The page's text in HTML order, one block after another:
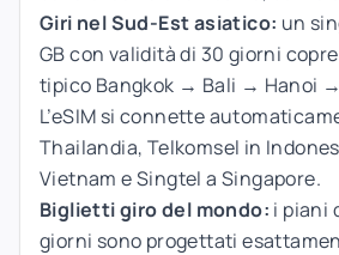
Giri nel Sud-Est asiatico: un
GB con validità di 30 giorni
tipico Bangkok → Bali → Hanoi
L’eSIM si connette
Thailandia, Telkomsel in
Vietnam e Singtel a Singapore.
Biglietti giro del mondo: i piani
giorni sono progettati